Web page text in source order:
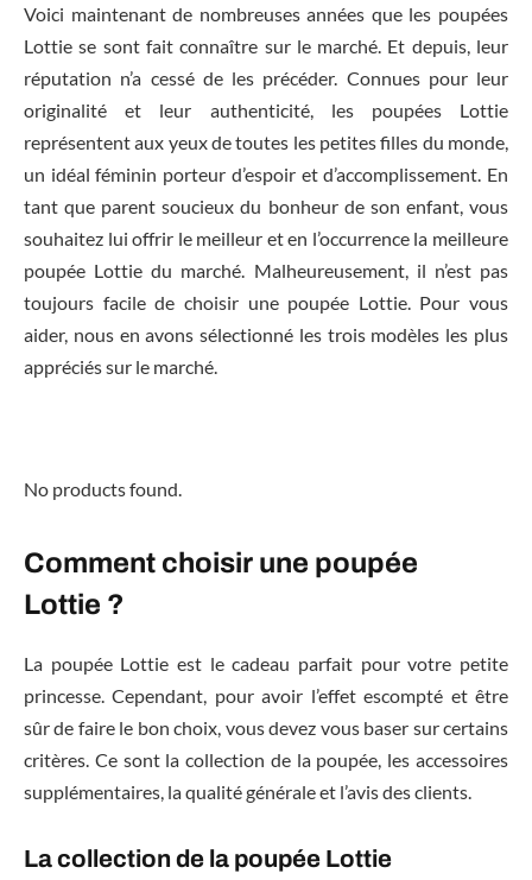
Voici maintenant de nombreuses années que les poupées
Lottie se sont fait connaître sur le marché. Et depuis, leur
réputation n’a cessé de les précéder. Connues pour leur
originalité et leur authenticité, les poupées Lottie
représentent aux yeux de toutes les petites filles du monde,
un idéal féminin porteur d’espoir et d’accomplissement. En
tant que parent soucieux du bonheur de son enfant, vous
souhaitez lui offrir le meilleur et en l’occurrence la meilleure
poupée Lottie du marché. Malheureusement, il n’est pas
toujours facile de choisir une poupée Lottie. Pour vous
aider, nous en avons sélectionné les trois modèles les plus
appréciés sur le marché.
No products found.
Comment choisir une poupée
Lottie ?
La poupée Lottie est le cadeau parfait pour votre petite
princesse. Cependant, pour avoir l’effet escompté et être
sûr de faire le bon choix, vous devez vous baser sur certains
critères. Ce sont la collection de la poupée, les accessoires
supplémentaires, la qualité générale et l’avis des clients.
La collection de la poupée Lottie